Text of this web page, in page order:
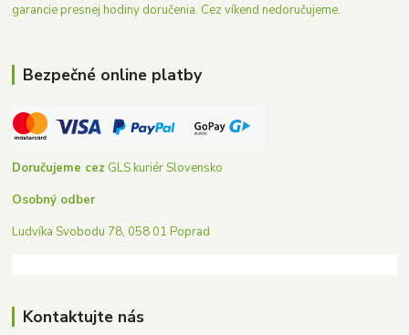
garancie presnej hodiny doručenia. Cez víkend nedoručujeme.
Bezpečné online platby
Doručujeme cez GLS kuriér Slovensko
Osobný odber
Ludvíka Svobodu 78, 058 01 Poprad
Kontaktujte nás